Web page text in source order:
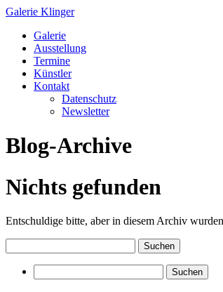
Galerie Klinger
Springe
zum
Inhalt
Galerie
Ausstellung
Termine
Künstler
Kontakt
Datenschutz
Newsletter
Blog-Archive
Nichts gefunden
Entschuldige bitte, aber in diesem Archiv
nach:
nach: